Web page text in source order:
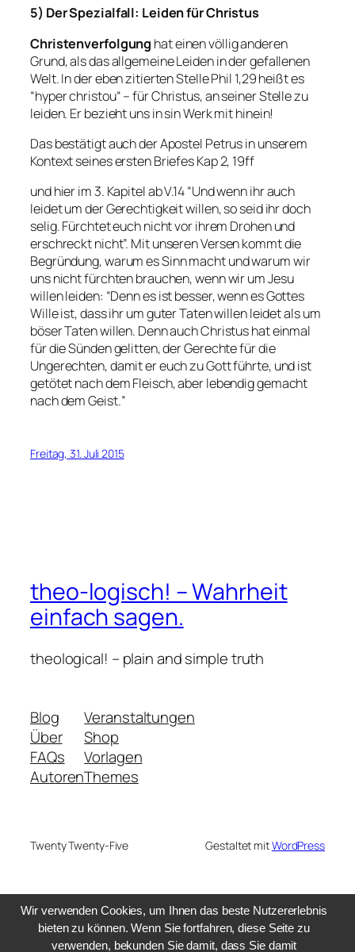
5) Der Spezialfall: Leiden für Christus
Christenverfolgung hat einen völlig anderen
Grund, als das allgemeine Leiden in der gefallenen
Welt. In der eben zitierten Stelle Phil 1,29 heißt es
“hyper christou“ – für Christus, an seiner Stelle zu
leiden. Er bezieht uns in sin Werk mit hinein!
Das bestätigt auch der Apostel Petrus in unserem
Kontext seines ersten Briefes Kap 2, 19ff
und hier im 3. Kapitel ab V.14 “Und wenn ihr auch
leidet um der Gerechtigkeit willen, so seid ihr doch
selig. Fürchtet euch nicht vor ihrem Drohen und
erschreckt nicht”. Mit unseren Versen kommt die
Begründung, warum es Sinn macht und warum wir
uns nicht fürchten brauchen, wenn wir um Jesu
willen leiden: “Denn es ist besser, wenn es Gottes
Wille ist, dass ihr um guter Taten willen leidet als um
böser Taten willen. Denn auch Christus hat einmal
für die Sünden gelitten, der Gerechte für die
Ungerechten, damit er euch zu Gott führte, und ist
getötet nach dem Fleisch, aber lebendig gemacht
nach dem Geist.”
Freitag, 31. Juli 2015
theo-logisch! – Wahrheit
einfach sagen.
theological! – plain and simple truth
Blog
Über
FAQs
Autoren
Veranstaltungen
Shop
Vorlagen
Themes
Twenty Twenty-Five Gestaltet mitWordPress
Wir verwenden Cookies, um Ihnen das beste Nutzererlebnis
bieten zu können. Wenn Sie fortfahren, diese Seite zu
verwenden, bekunden Sie damit, dass Sie damit